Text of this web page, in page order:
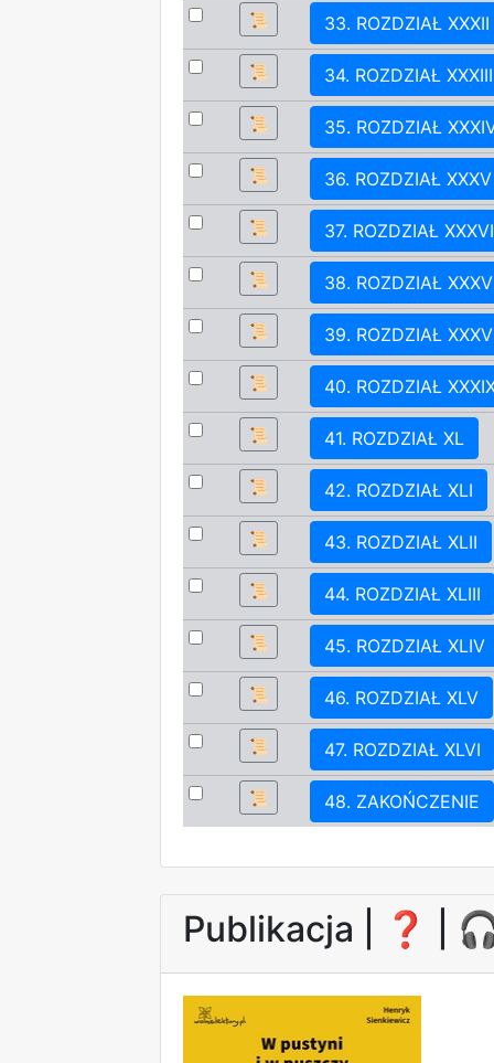
📜 33. ROZDZIAŁ XXXII
📜 34. ROZDZIAŁ XXXIII
📜 35. ROZDZIAŁ
📜 36. ROZDZIAŁ XXXV
📜 37. ROZDZIAŁ XXXVI
📜 38. ROZDZIAŁ
📜 39. ROZDZIAŁ
📜 40. ROZDZIAŁ
📜 41. ROZDZIAŁ XL
📜 42. ROZDZIAŁ XLI
📜 43. ROZDZIAŁ XLII
📜 44. ROZDZIAŁ XLIII
📜 45. ROZDZIAŁ XLIV
📜 46. ROZDZIAŁ XLV
📜 47. ROZDZIAŁ XLVI
📜 48. ZAKOŃCZENIE
Publikacja | ❓ |